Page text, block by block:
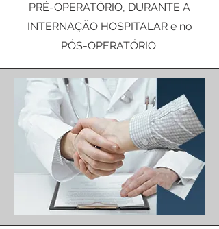
PRÉ-OPERATÓRIO, DURANTE A
INTERNAÇÃO HOSPITALAR e no
PÓS-OPERATÓRIO.